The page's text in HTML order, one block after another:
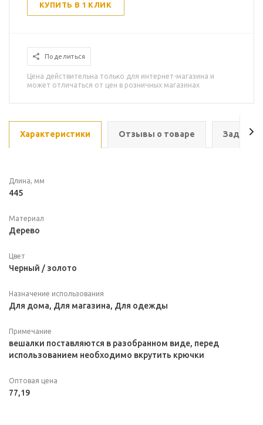
КУПИТЬ В 1 КЛИК
Поделиться
Цена действительна только для интернет-магазина и
может отличаться от цен в розничных магазинах
Характеристики Отзывы о товаре Задать
Длина, мм
445
Материал
Дерево
Цвет
Черный / золото
Назначение использования
Для дома, Для магазина, Для одежды
Примечание
вешалки поставляются в разобранном виде, перед
использованием необходимо вкрутить крючки
Оптовая цена
77,19